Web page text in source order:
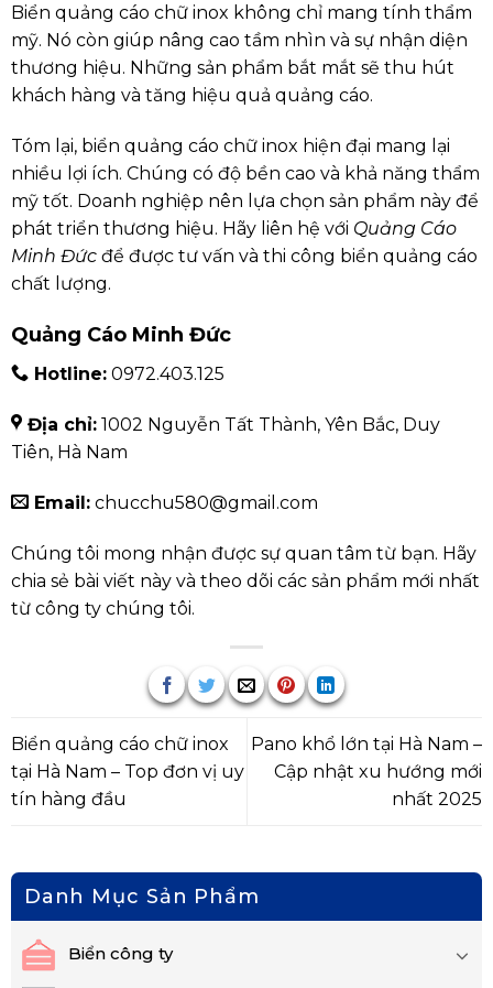
Biển quảng cáo chữ inox không chỉ mang tính thẩm
mỹ. Nó còn giúp nâng cao tầm nhìn và sự nhận diện
thương hiệu. Những sản phẩm bắt mắt sẽ thu hút
khách hàng và tăng hiệu quả quảng cáo.
Tóm lại, biển quảng cáo chữ inox hiện đại mang lại
nhiều lợi ích. Chúng có độ bền cao và khả năng thẩm
mỹ tốt. Doanh nghiệp nên lựa chọn sản phẩm này để
phát triển thương hiệu. Hãy liên hệ với Quảng Cáo
Minh Đứcđể được tư vấn và thi công biển quảng cáo
chất lượng.
Quảng Cáo Minh Đức
Hotline: 0972.403.125
Địa chỉ:1002 Nguyễn Tất Thành, Yên Bắc, Duy
Tiên, Hà Nam
Email:chucchu580@gmail.com
Chúng tôi mong nhận được sự quan tâm từ bạn. Hãy
chia sẻ bài viết này và theo dõi các sản phẩm mới nhất
từ công ty chúng tôi.
Biển quảng cáo chữ inox
tại Hà Nam – Top đơn vị uy
tín hàng đầu
Pano khổ lớn tại Hà Nam –
Cập nhật xu hướng mới
nhất 2025
Danh Mục Sản Phẩm
Biển công ty